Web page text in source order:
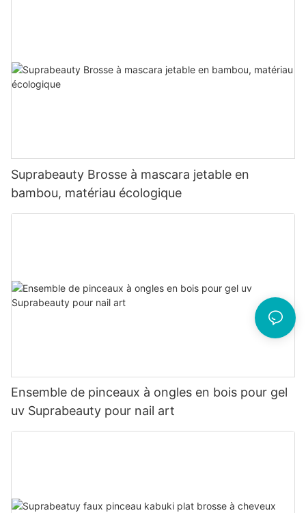
Suprabeauty Brosse à mascara jetable en
bambou, matériau écologique
Ensemble de pinceaux à ongles en bois pour gel
uv Suprabeauty pour nail art